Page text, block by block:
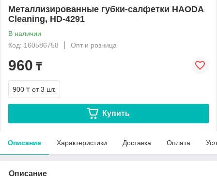
Металлизированные губки-салфетки HAODA
Cleaning, HD-4291
В наличии
Код: 160586758
Опт и розница
960 ₸
900 ₸ от 3 шт.
Купить
Описание Характеристики Доставка Оплата
Описание